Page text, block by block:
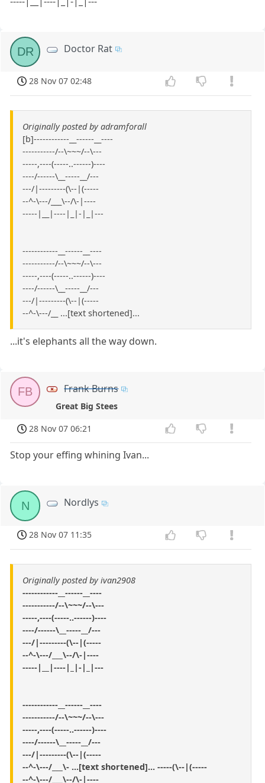
DR Doctor Rat
28 Nov 07 02:48
Originally posted by adramforall
[b]------------__------__----
-----------/--\~~~/--\---
-----,----(-----..------)----
----/------\__-----__/---
---/|---------(\--|(-----
--^-\---/___\--/\-|----
-----|__|----|_|-|_|---
------------__------__----
-----------/--\~~~/--\---
-----,----(-----..------)----
----/------\__-----__/---
---/|---------(\--|(-----
--^-\---/__ ...[text shortened]...
...it's elephants all the way down.
FB Frank Burns
Great Big Stees
28 Nov 07 06:21
Stop your effing whining Ivan...
N Nordlys
28 Nov 07 11:35
Originally posted by ivan2908
------------__------__----
-----------/--\~~~/--\---
-----,----(-----..------)----
----/------\__-----__/---
---/|---------(\--|(-----
--^-\---/___\--/\-|----
-----|__|----|_|-|_|---
------------__------__----
-----------/--\~~~/--\---
-----,----(-----..------)----
----/------\__-----__/---
---/|---------(\--|(-----
--^-\---/___\- ...[text shortened]... -----(\--|(-----
--^-\---/___\--/\-|----